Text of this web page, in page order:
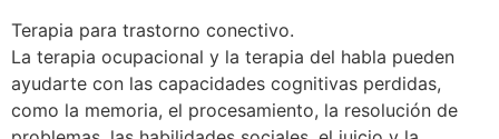
Terapia para trastorno conectivo.
La terapia ocupacional y la terapia del habla pueden
ayudarte con las capacidades cognitivas perdidas,
como la memoria, el procesamiento, la resolución de